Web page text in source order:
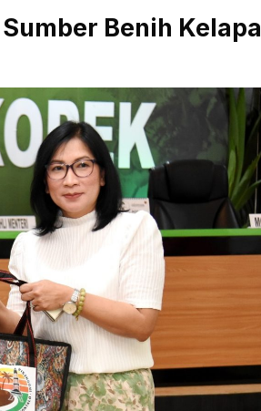
Benih Kelapa